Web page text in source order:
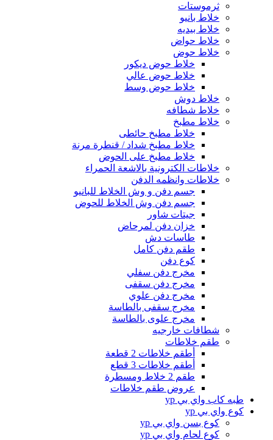
ثرموستات
خلاط بانيو
خلاط بيديه
خلاط حواض
خلاط حوض
خلاط حوض ديكور
خلاط حوض عالي
خلاط حوض وسط
خلاط دوش
خلاط شطافه
خلاط مطبخ
خلاط مطبخ حائطى
خلاط مطبخ شداد / قنطرة مرنة
خلاط مطبخ على الحوض
خلاطات الكترونية بالاشعة الحمراء
خلاطات وانظمه الدفن
جسم دفن و وش الخلاط للبانيو
جسم دفن وش الخلاط للحوض
جيتات شاور
خزان دفن لمرحاض
طاسات دش
طقم دفن كامل
كوع دفن
مخرج دفن سفلي
مخرج دفن سقفى
مخرج دفن علوي
مخرج سقفى بالطاسة
مخرج علوى بالطاسة
شطافات خارجيه
طقم خلاطات
أطقم خلاطات 2 قطعة
أطقم خلاطات 3 قطع
طقم 2 خلاط ومسطرة
عروض طقم خلاطات
طبه كاب واي بي yp
كوع واي بي yp
كوع بسن واي بي yp
كوع لحام واي بي yp